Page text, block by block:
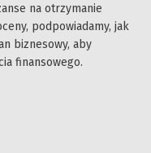
na otrzymanie
podpowiadamy, jak
biznesowy, aby
finansowego.